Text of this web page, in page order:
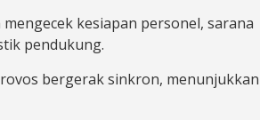
kesiapan personel, sarana
pendukung.
bergerak sinkron, menunjukkan